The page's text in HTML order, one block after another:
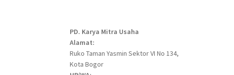
PD. Karya Mitra Usaha
Alamat:
Ruko Taman Yasmin Sektor VI No 134,
Kota Bogor